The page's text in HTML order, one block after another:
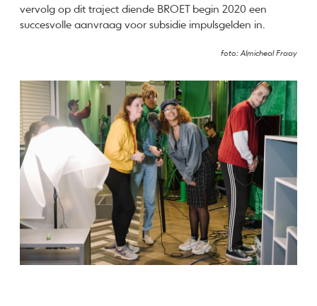
vervolg op dit traject diende BROET begin 2020 een
succesvolle aanvraag voor subsidie impulsgelden in.
foto: Almicheal Fraay